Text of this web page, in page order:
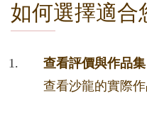
如何選擇適合
查看評價與作品集
查看沙龍的實際